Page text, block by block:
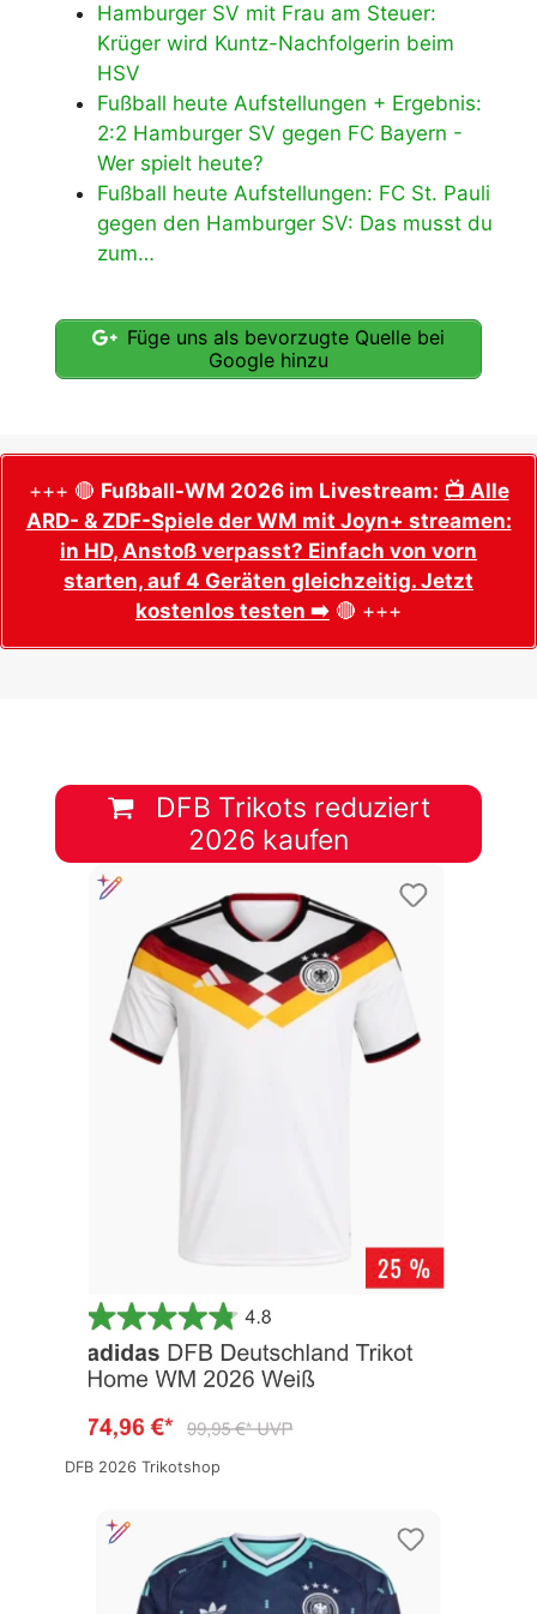
Hamburger SV mit Frau am Steuer:
Krüger wird Kuntz-Nachfolgerin beim
HSV
Fußball heute Aufstellungen + Ergebnis:
2:2 Hamburger SV gegen FC Bayern -
Wer spielt heute?
Fußball heute Aufstellungen: FC St. Pauli
gegen den Hamburger SV: Das musst du
zum…
Füge uns als bevorzugte Quelle bei
Google hinzu
+++ 🔴 Fußball-WM 2026 im Livestream: 📺 Alle
ARD- & ZDF-Spiele der WM mit Joyn+ streamen:
in HD, Anstoß verpasst? Einfach von vorn
starten, auf 4 Geräten gleichzeitig. Jetzt
kostenlos testen ➡️ 🔴 +++
DFB Trikots reduziert
2026 kaufen
DFB 2026 Trikotshop